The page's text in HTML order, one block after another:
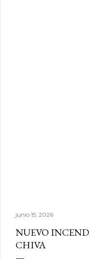
junio 15, 2026
NUEVO
CHIVA